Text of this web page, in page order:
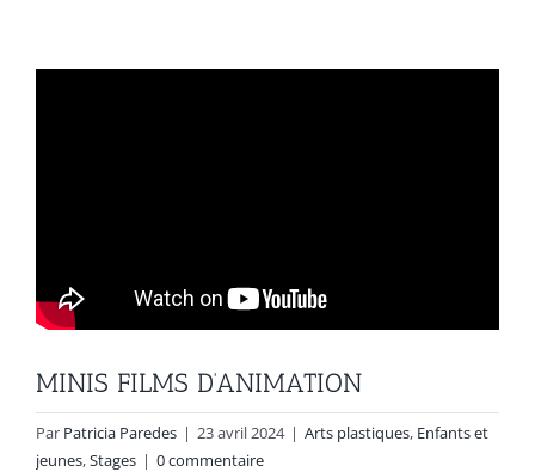
MINIS FILMS D’ANIMATION
Par Patricia Paredes | 23 avril 2024 | Arts plastiques, Enfants et
jeunes,Stages | 0 commentaire